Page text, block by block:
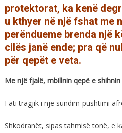
protektorat, ka kenë
u kthyer në një fshat me
perëndueme brenda një
cilës janë ende; pra që
për qepët e veta.
Me një fjalë, mbillnin qepë e
Fati tragjik i një sundim-pushtimi
Shkodranët, sipas tahmisë tonë, e